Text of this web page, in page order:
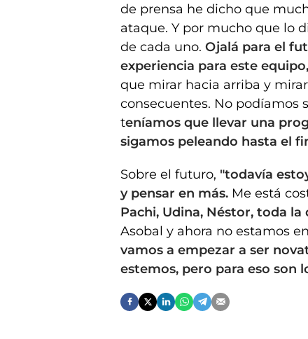
de prensa he dicho que
ataque. Y por mucho que lo
de cada uno. Ojalá para el
experiencia para este
que mirar hacia arriba y
consecuentes. No podíamos
teníamos que llevar una
sigamos peleando hasta el
Sobre el futuro, "todavía
y pensar en más. Me está
Pachi, Udina, Néstor, toda la
Asobal y ahora no estamos
vamos a empezar a ser
estemos, pero para eso son